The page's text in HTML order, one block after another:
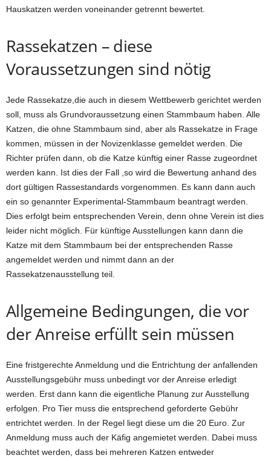
Hauskatzen werden voneinander getrennt bewertet.
Rassekatzen – diese
Voraussetzungen sind nötig
Jede Rassekatze,die auch in diesem Wettbewerb gerichtet werden
soll, muss als Grundvoraussetzung einen Stammbaum haben. Alle
Katzen, die ohne Stammbaum sind, aber als Rassekatze in Frage
kommen, müssen in der Novizenklasse gemeldet werden. Die
Richter prüfen dann, ob die Katze künftig einer Rasse zugeordnet
werden kann. Ist dies der Fall ,so wird die Bewertung anhand des
dort gültigen Rassestandards vorgenommen. Es kann dann auch
ein so genannter Experimental-Stammbaum beantragt werden.
Dies erfolgt beim entsprechenden Verein, denn ohne Verein ist dies
leider nicht möglich. Für künftige Ausstellungen kann dann die
Katze mit dem Stammbaum bei der entsprechenden Rasse
angemeldet werden und nimmt dann an der
Rassekatzenausstellung teil.
Allgemeine Bedingungen, die vor
der Anreise erfüllt sein müssen
Eine fristgerechte Anmeldung und die Entrichtung der anfallenden
Ausstellungsgebühr muss unbedingt vor der Anreise erledigt
werden. Erst dann kann die eigentliche Planung zur Ausstellung
erfolgen. Pro Tier muss die entsprechend geforderte Gebühr
entrichtet werden. In der Regel liegt diese um die 20 Euro. Zur
Anmeldung muss auch der Käfig angemietet werden. Dabei muss
beachtet werden, dass bei mehreren Katzen entweder